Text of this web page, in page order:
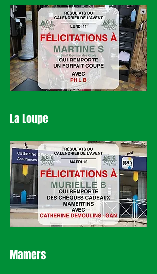
La Loupe
Mamers